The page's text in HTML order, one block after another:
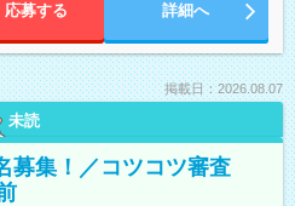
応募する 詳細へ
掲載日：2026.08.07
未読
募集！／コツコツ審査